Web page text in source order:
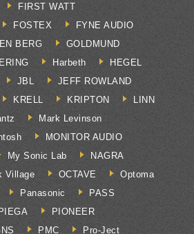
FIRST WATT
FOSTEX
FYNE AUDIO
BERG
GOLDMUND
Harbeth
HEGEL
JBL
JEFF ROWLAND
KRELL KRIPTON
LINN
Mark Levinson
MONITOR AUDIO
My Sonic Lab
NAGRA
Village OCTAVE
Optoma
Panasonic
PASS
PIEGA
PIONEER
PMC Pro-Ject